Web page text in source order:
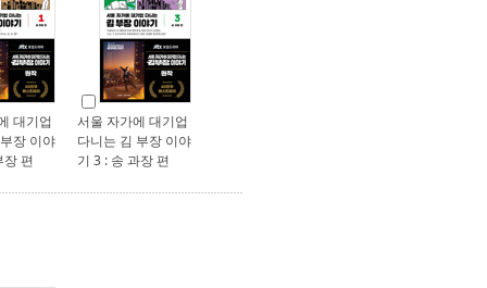
대기업
장 이야
장 편
서울 자가에 대기업
다니는 김 부장 이야
기 3 : 송 과장 편